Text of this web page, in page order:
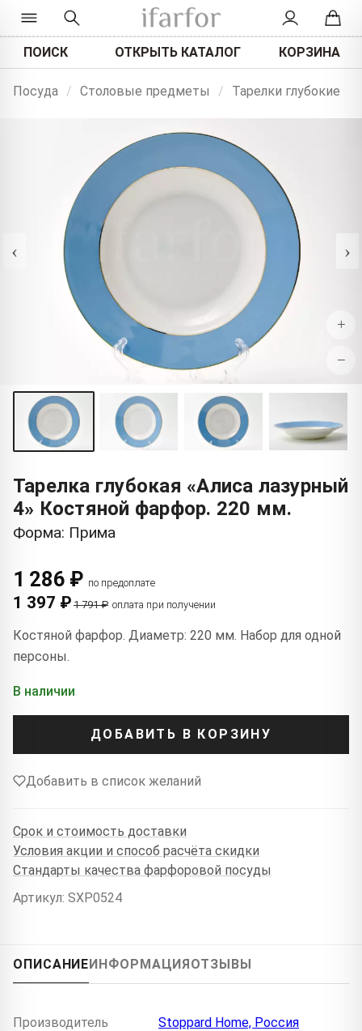
ПОИСК ОТКРЫТЬ КАТАЛОГ КОРЗИНА
Посуда / Столовые предметы / Тарелки глубокие
‹ ›
+
−
Тарелка глубокая «Алиса лазурный
4» Костяной фарфор. 220 мм.
Форма: Прима
1 286 ₽ по предоплате
1 397 ₽ 1 791 ₽ оплата при получении
Костяной фарфор. Диаметр: 220 мм. Набор для одной
персоны.
В наличии
ДОБАВИТЬ В КОРЗИНУ
Добавить в список желаний
Срок и стоимость доставки
Условия акции и способ расчёта скидки
Стандарты качества фарфоровой посуды
Артикул: SXP0524
ОПИСАНИЕИНФОРМАЦИЯОТЗЫВЫ
Производитель Stoppard Home, Россия